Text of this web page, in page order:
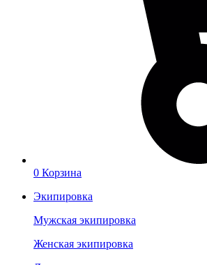
0 Корзина
Экипировка
Мужская экипировка
Женская экипировка